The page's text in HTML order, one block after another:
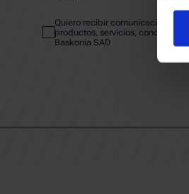
Quiero recibir comunicaciones
productos, servicios, concursos,
Baskonia SAD